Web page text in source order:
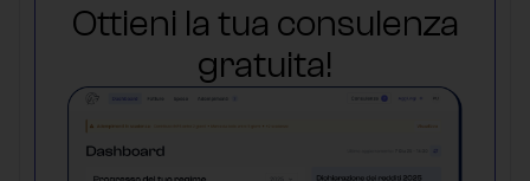
Ottieni la tua consulenza
gratuita!